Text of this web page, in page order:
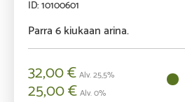
10100601
Parra 6 kiukaan arina.
32,00€Alv. 25,5%
25,00€Alv. 0%